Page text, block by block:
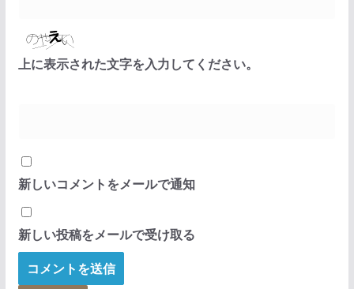
上に表示された文字を入力してください。
新しいコメントをメールで通知
新しい投稿をメールで受け取る